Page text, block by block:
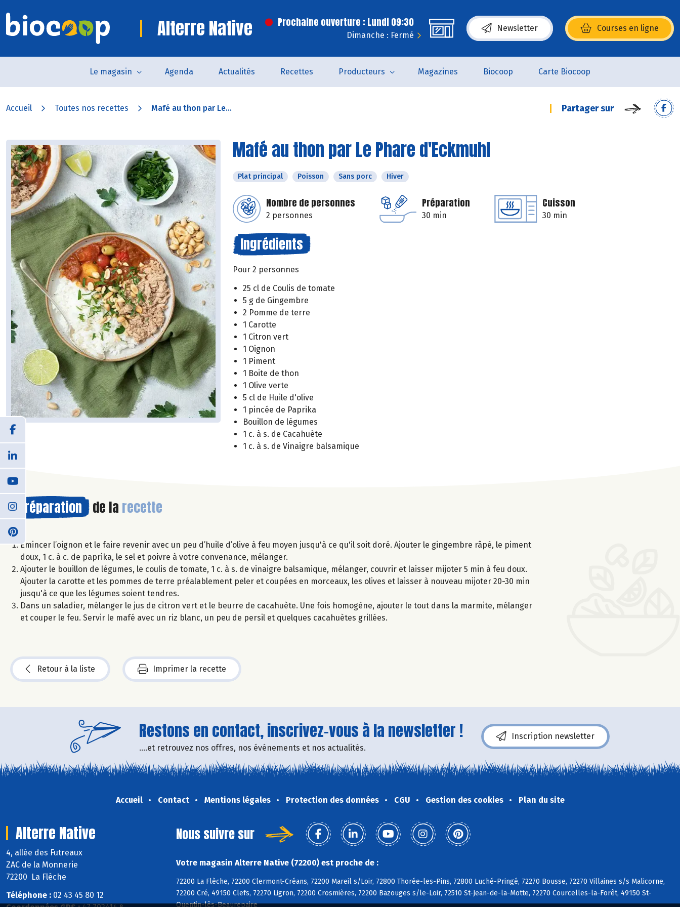
Alterre Native Prochaine ouverture : Lundi 09:30
Dimanche : Fermé
Newsletter Courses en ligne
(s’ouvre dans une nouvelle fenêtre)
Le magasin Agenda Actualités Recettes Producteurs Magazines Biocoop Carte Biocoop
Accueil Toutes nos recettes Mafé au thon par Le... Partager sur
Mafé au thon par Le Phare d'Eckmuhl
Plat principal Poisson Sans porc Hiver
Nombre de personnes
2 personnes
Préparation
30 min
Cuisson
30 min
Ingrédients
Pour 2 personnes
25 cl de Coulis de tomate
5 g de Gingembre
2 Pomme de terre
1 Carotte
1 Citron vert
1 Oignon
1 Piment
1 Boite de thon
1 Olive verte
5 cl de Huile d'olive
1 pincée de Paprika
Bouillon de légumes
1 c. à s. de Cacahuète
1 c. à s. de Vinaigre balsamique
Préparation de la recette
Émincer l’oignon et le faire revenir avec un peu d’huile d’olive à feu moyen jusqu'à ce qu'il soit doré. Ajouter le gingembre râpé, le piment
doux, 1 c. à c. de paprika, le sel et poivre à votre convenance, mélanger.
Ajouter le bouillon de légumes, le coulis de tomate, 1 c. à s. de vinaigre balsamique, mélanger, couvrir et laisser mijoter 5 min à feu doux.
Ajouter la carotte et les pommes de terre préalablement peler et coupées en morceaux, les olives et laisser à nouveau mijoter 20-30 min
jusqu'à ce que les légumes soient tendres.
Dans un saladier, mélanger le jus de citron vert et le beurre de cacahuète. Une fois homogène, ajouter le tout dans la marmite, mélanger
et couper le feu. Servir le mafé avec un riz blanc, un peu de persil et quelques cacahuètes grillées.
Retour à la liste Imprimer la recette
Restons en contact, inscrivez-vous à la newsletter !
....et retrouvez nos offres, nos événements et nos actualités.
Inscription newsletter
Accueil Contact Mentions légales Protection des données CGU Gestion des cookies Plan du site
Alterre Native
4, allée des Futreaux
ZAC de la Monnerie
72200 La Flèche
Téléphone : 02 43 45 80 12
Nous suivre sur
Votre magasin Alterre Native (72200) est proche de :
72200 La Flèche, 72200 Clermont-Créans, 72200 Mareil s/Loir, 72800 Thorée-les-Pins, 72800 Luché-Pringé, 72270 Bousse, 72270 Villaines s/s Malicorne,
72200 Cré, 49150 Clefs, 72270 Ligron, 72200 Crosmières, 72200 Bazouges s/le-Loir, 72510 St-Jean-de-la-Motte, 72270 Courcelles-la-Forêt, 49150 St-
Quentin-lès-Beaurepaire